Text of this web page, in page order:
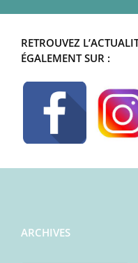
RETROUVEZ
ÉGALEMENT SUR :
ARCHIVES